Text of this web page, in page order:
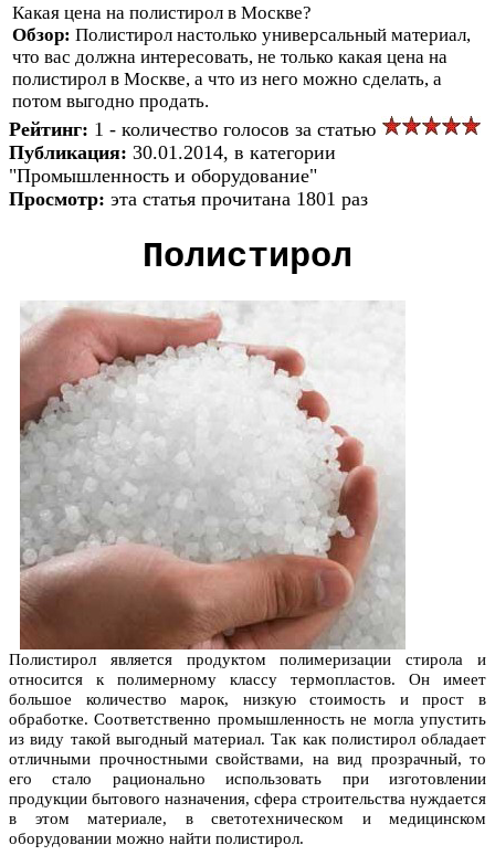
Какая цена на полистирол в Москве?
Обзор: Полистирол настолько универсальный материал,
что вас должна интересовать, не только какая цена на
полистирол в Москве, а что из него можно сделать, а
потом выгодно продать.
Рейтинг: 1 - количество голосов за статью
Публикация: 30.01.2014, в категории
"Промышленность и оборудование"
Просмотр: эта статья прочитана 1801 раз
Полистирол
Полистирол является продуктом полимеризации стирола и
относится к полимерному классу термопластов. Он имеет
большое количество марок, низкую стоимость и прост в
обработке. Соответственно промышленность не могла упустить
из виду такой выгодный материал. Так как полистирол обладает
отличными прочностными свойствами, на вид прозрачный, то
его стало рационально использовать при изготовлении
продукции бытового назначения, сфера строительства нуждается
в этом материале, в светотехническом и медицинском
оборудовании можно найти полистирол.